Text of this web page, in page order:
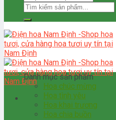
Danh mục sản phẩm
Hoa chúc mừng
Hoa tình yêu
Hoa khai trương
Hoa chia buồn